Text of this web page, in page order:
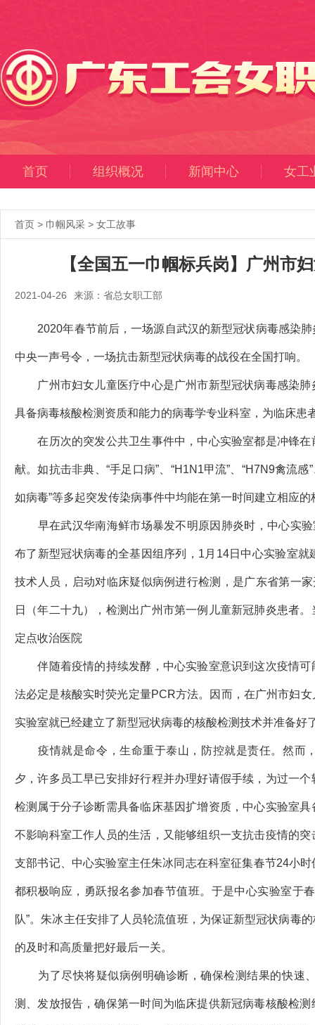
首页 组织概况 新闻中心 女工
首页 > 巾帼风采 > 女工故事
【全国五一巾帼标兵岗】广州市
2021-04-26 来源：省总女职工部
2020年春节前后，一场源自武汉的新型冠状病毒感染肺
中央一声号令，一场抗击新型冠状病毒的战役在全国打响。
广州市妇女儿童医疗中心是广州市新型冠状病毒感染肺
具备病毒核酸检测资质和能力的病毒学专业科室，为临床患
在历次的突发公共卫生事件中，中心实验室都是冲锋在
献。如抗击非典、“手足口病”、“H1N1甲流”、“H7N9禽流感
如病毒”等多起突发传染病事件中均能在第一时间建立相应
早在武汉华南海鲜市场暴发不明原因肺炎时，中心实验
布了新型冠状病毒的全基因组序列，1月14日中心实验室
技术人员，启动对临床疑似病例进行检测，是广东省第一
日（年二十九），检测出广州市第一例儿童新冠肺炎患者
定点收治医院
伴随着疫情的持续发酵，中心实验室意识到这次疫情可
法必定是核酸实时荧光定量PCR方法。因而，在广州市妇
实验室就已经建立了新型冠状病毒的核酸检测技术并准备好
疫情就是命令，生命重于泰山，防控就是责任。然而
夕，许多员工早已安排好行程并办理好请假手续，为过一
检测属于分子诊断需具备临床基因扩增资质，中心实验室
不影响科室工作人员的生活，又能够组织一支抗击疫情的
支部书记、中心实验室主任朱冰同志在科室征集春节24小
都积极响应，勇跃报名参加春节值班。于是中心实验室于
队”。朱冰主任安排了人员轮流值班，为保证新型冠状病毒
的及时和高质量把好最后一关。
为了尽快将疑似病例明确诊断，确保检测结果的快速
测、发放报告，确保第一时间为临床提供新冠病毒核酸检